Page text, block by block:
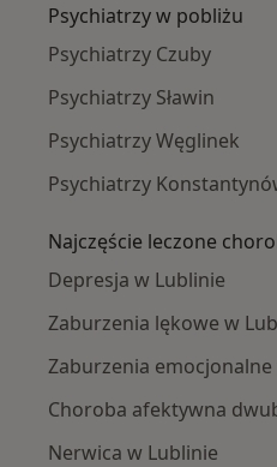
Psychiatrzy w pobliżu
Psychiatrzy Czuby
Psychiatrzy Sławin
Psychiatrzy Węglinek
Psychiatrzy
Najczęście leczone
Depresja w Lublinie
Zaburzenia lękowe w
Zaburzenia
Choroba afektywna
Nerwica w Lublinie